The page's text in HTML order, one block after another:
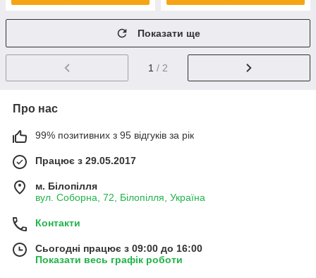
Показати ще
1 / 2
Про нас
99% позитивних з 95 відгуків за рік
Працює з 29.05.2017
м. Білопілля
вул. Соборна, 72, Білопілля, Україна
Контакти
Сьогодні працює з 09:00 до 16:00
Показати весь графік роботи